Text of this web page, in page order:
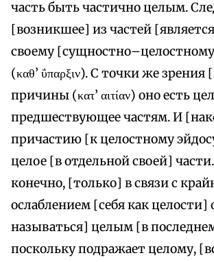
часть быть частично целым.
[возникшее] из частей
своему
(καθ’ ΰπαρξιν). С точки же
причины (κατ’ αιτίαν) оно есть
предшествующее частям. И
причастию [к целостному
целое [в отдельной своей]
конечно, [только] в связи с
ослаблением [себя как
называться] целым [в
поскольку подражает целому,